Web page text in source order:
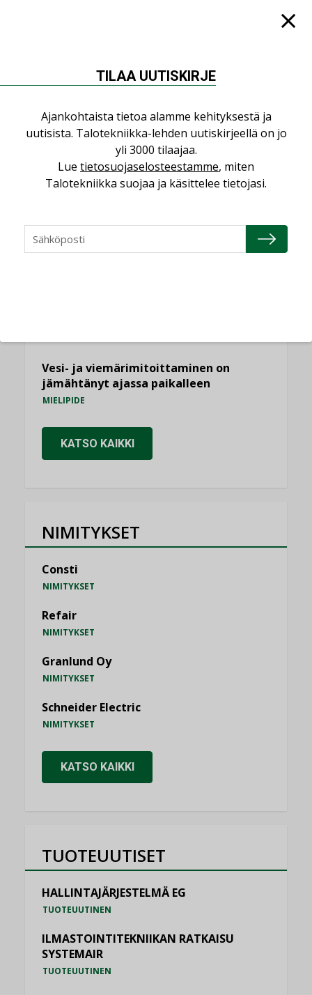
Puheista tekoihin – uusin teknologia
käyttöön kiinteistöissä
KOLUMNI
Yli miljoona kotia on vailla toimivaa
Vesi- ja viemärimitoittaminen on
jämähtänyt ajassa paikalleen
MIELIPIDE
KATSO KAIKKI
NIMITYKSET
Consti
NIMITYKSET
Refair
NIMITYKSET
Granlund Oy
NIMITYKSET
Schneider Electric
NIMITYKSET
KATSO KAIKKI
TUOTEUUTISET
HALLINTAJÄRJESTELMÄ EG
TUOTEUUTINEN
ILMASTOINTITEKNIIKAN RATKAISU
SYSTEMAIR
TUOTEUUTINEN
TILAA UUTISKIRJE
Ajankohtaista tietoa alamme kehityksestä ja
uutisista. Talotekniikka-lehden uutiskirjeellä on jo
yli 3000 tilaajaa.
Lue tietosuojaselosteestamme, miten
Talotekniikka suojaa ja käsittelee tietojasi.